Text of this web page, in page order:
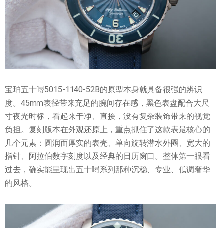
宝珀五十噚5015-1140-52B的原型本身就具备很强的辨识
度。45mm表径带来充足的腕间存在感，黑色表盘配合大尺
寸夜光时标，看起来干净、直接，没有复杂装饰带来的视觉
负担。复刻版本在外观还原上，重点抓住了这款表最核心的
几个元素：圆润而厚实的表壳、单向旋转潜水外圈、宽大的
指针、阿拉伯数字刻度以及经典的日历窗口。整体第一眼看
过去，确实能呈现出五十噚系列那种沉稳、专业、低调奢华
的风格。